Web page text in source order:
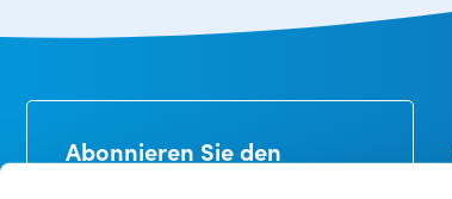
Abonnieren Sie den